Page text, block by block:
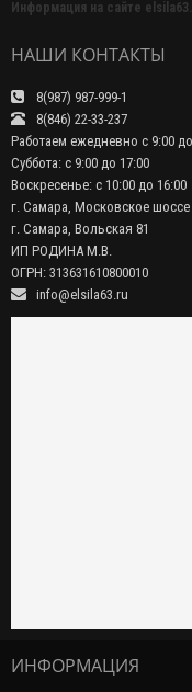
Информация на сайте
НАШИ КОНТАКТЫ
8(987) 987-999-1
8(846) 22-33-237
Работаем ежедневно с 9:00
Суббота: с 9:00 до 17:00
Воскресенье: с 10:00 до 16:00
г. Самара, Московское шоссе
г. Самара, Вольская 81
ИП РОДИНА М.В.
ОГРН: 313631610800010
info@elsila63.ru
ИНФОРМАЦИЯ